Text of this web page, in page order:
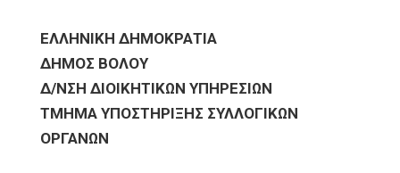
ΕΛΛΗΝΙΚΗ ΔΗΜΟΚΡΑΤΙΑ
ΔΗΜΟΣ ΒΟΛΟΥ
Δ/ΝΣΗ ΔΙΟΙΚΗΤΙΚΩΝ ΥΠΗΡΕΣΙΩΝ
ΤΜΗΜΑ ΥΠΟΣΤΗΡΙΞΗΣ ΣΥΛΛΟΓΙΚΩΝ
ΟΡΓΑΝΩΝ